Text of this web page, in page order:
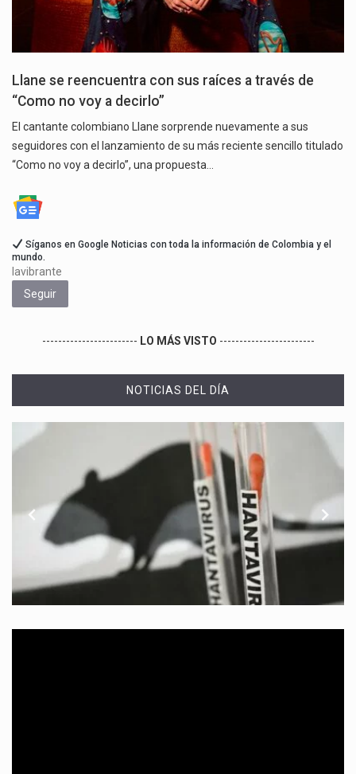
Llane se reencuentra con sus raíces a través de
“Como no voy a decirlo”
El cantante colombiano Llane sorprende nuevamente a sus
seguidores con el lanzamiento de su más reciente sencillo titulado
“Como no voy a decirlo”, una propuesta…
Síganos en Google Noticias con toda la información de Colombia y el
mundo.
lavibrante
Seguir
------------------------ LO MÁS VISTO ------------------------
NOTICIAS DEL DÍA